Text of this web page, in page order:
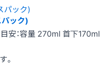
ック)
安：容量 270ml 首下170ml
。